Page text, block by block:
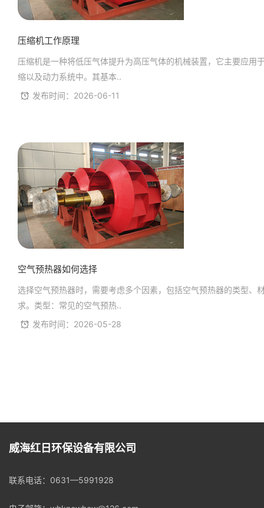
压缩机工作原理
压缩机是一种将低压气体提升为高压气体的机械装置，它主要应用
缩以及动力系统中。其基本..
发布时间：2026-06-11
空气预热器如何选择
选择空气预热器时，需要考虑多个因素，包括空气预热器的类型、
求。类型：常见的空气预热..
发布时间：2026-05-28
威海红日环保设备有限公司
联系电话： 0631—5991928